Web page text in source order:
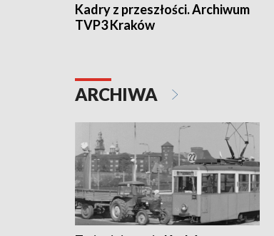
Kadry z przeszłości. Archiwum
TVP3 Kraków
ARCHIWA